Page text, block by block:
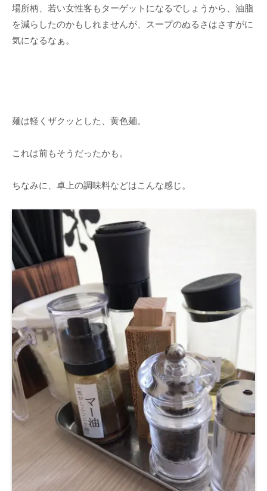
場所柄、若い女性客もターゲットになるでしょうから、油脂
を減らしたのかもしれませんが、スープのぬるさはさすがに
気になるなぁ。
麺は軽くザクッとした、黄色麺。
これは前もそうだったかも。
ちなみに、卓上の調味料などはこんな感じ。